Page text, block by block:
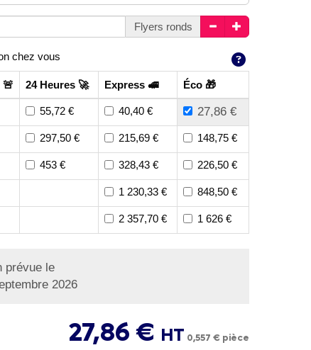
Flyers ronds
chez vous
24 Heures 🚀 Express 🚅 Éco 🎁
55,72 € 40,40 € 27,86 €
297,50 € 215,69 € 148,75 €
453 € 328,43 € 226,50 €
1 230,33 € 848,50 €
2 357,70 € 1 626 €
prévue le
2026
27,86 € HT 0,557 € pièce